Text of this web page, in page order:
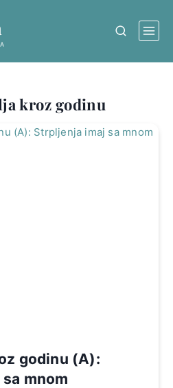
kroz godinu
godinu (A):
mnom